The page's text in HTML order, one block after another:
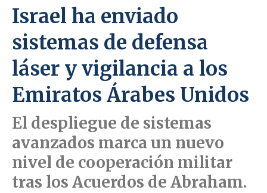
Israel ha enviado
sistemas de defensa
láser y vigilancia a los
Emiratos Árabes Unidos
El despliegue de sistemas
avanzados marca un nuevo
nivel de cooperación militar
tras los Acuerdos de Abraham.